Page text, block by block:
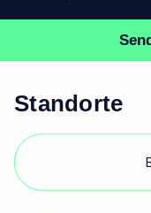
Standorte